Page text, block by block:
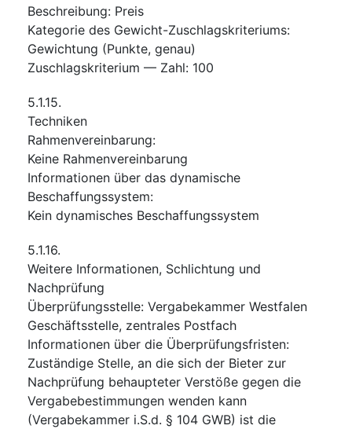
Beschreibung: Preis
Kategorie des Gewicht-Zuschlagskriteriums:
Gewichtung (Punkte, genau)
Zuschlagskriterium — Zahl: 100
5.1.15.
Techniken
Rahmenvereinbarung:
Keine Rahmenvereinbarung
Informationen über das dynamische
Beschaffungssystem:
Kein dynamisches Beschaffungssystem
5.1.16.
Weitere Informationen, Schlichtung und
Nachprüfung
Überprüfungsstelle: Vergabekammer Westfalen
Geschäftsstelle, zentrales Postfach
Informationen über die Überprüfungsfristen:
Zuständige Stelle, an die sich der Bieter zur
Nachprüfung behaupteter Verstöße gegen die
Vergabebestimmungen wenden kann
(Vergabekammer i.S.d. § 104 GWB) ist die